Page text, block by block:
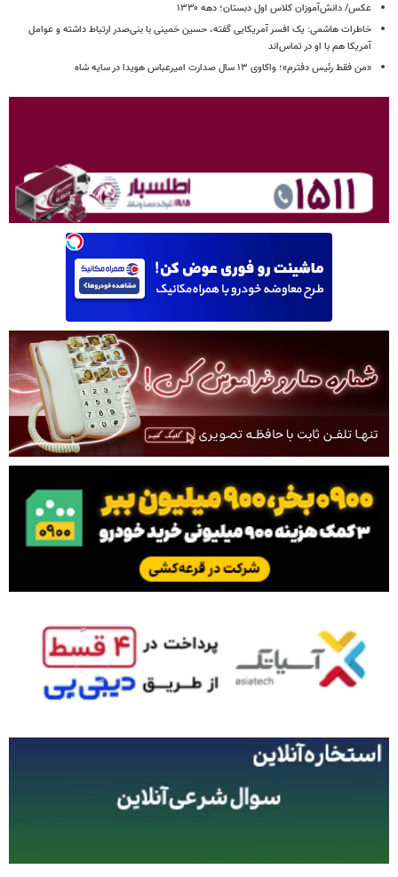
عکس/ دانش‌آموزان کلاس اول دبستان؛ دهه ۱۳۳۰
خاطرات هاشمی: یک افسر آمریکایی‌ گفته، حسین خمینی با بنی‌صدر ارتباط داشته و عوامل‌
آمریکا هم با او در تماس‌اند
«من فقط رئیس دفترم»؛ واکاوی ۱۳ سال صدارت امیرعباس هویدا در سایه شاه